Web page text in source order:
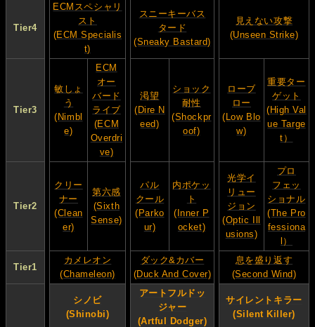
Tier4
ECMスペシャリ
スト
(ECM Specialis
t)
スニーキーバス
タード
(Sneaky Bastard)
見えない攻撃
(Unseen Strike)
Tier3
敏しょ
う
(Nimbl
e)
ECM
オー
バード
ライブ
(ECM
Overdri
ve)
渇望
(Dire N
eed)
ショック
耐性
(Shockpr
oof)
ローブ
ロー
(Low Blo
w)
重要ター
ゲット
(High Val
ue Targe
t）
Tier2
クリー
ナー
(Clean
er)
第六感
(Sixth
Sense)
パル
クール
(Parko
ur)
内ポケッ
ト
(Inner P
ocket)
光学イ
リュー
ジョン
(Optic Ill
usions)
プロ
フェッ
ショナル
(The Pro
fessiona
l）
Tier1
カメレオン
(Chameleon)
ダック&カバー
(Duck And Cover)
息を盛り返す
(Second Wind)
シノビ
(Shinobi)
アートフルドッ
ジャー
(Artful Dodger)
サイレントキラー
(Silent Killer)